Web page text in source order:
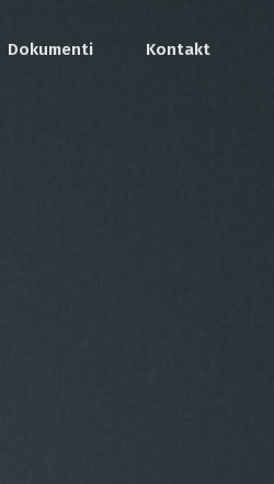
Dokumenti Kontakt